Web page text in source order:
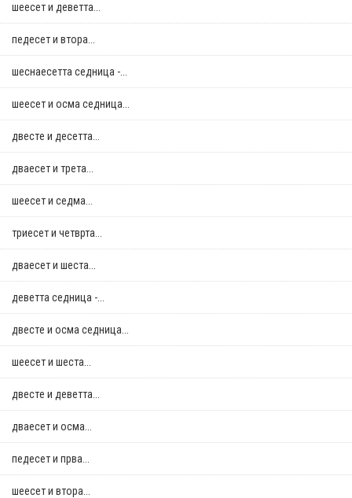
шеесет и деветта...
педесет и втора...
шеснаесетта седница -...
шеесет и осма седница...
двестe и десетта...
дваесет и трета...
шеесет и седма...
триесет и четврта...
дваесет и шеста...
деветта седница -...
двестe и осма седница...
шеесет и шеста...
двестe и деветта...
дваесет и осма...
педесет и прва...
шеесет и втора...